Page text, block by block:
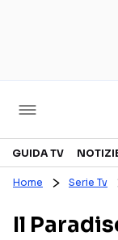
Televisione
CANALI TV
GUIDA TV
Home Serie Tv
Il